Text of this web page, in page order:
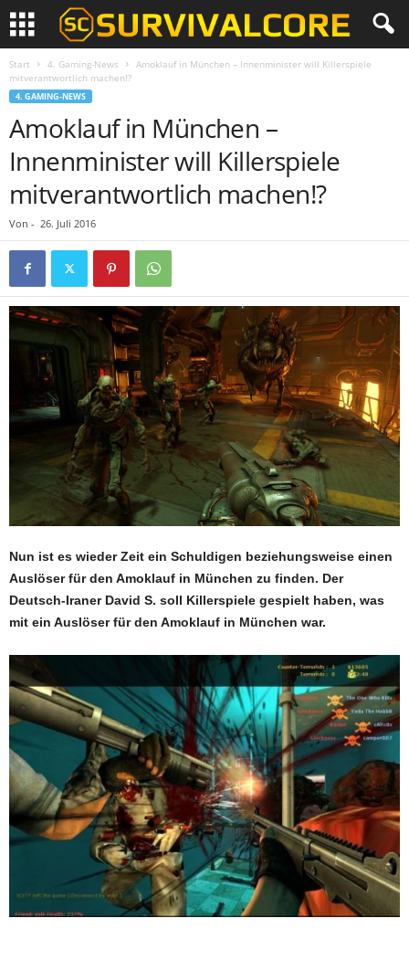
Start 4. Gaming-News
Amoklauf in München – Innenminister will Killerspiele
mitverantwortlich machen!?
4. GAMING-NEWS
Amoklauf in München –
Innenminister will Killerspiele
mitverantwortlich machen!?
Von - 26. Juli 2016
Nun ist es wieder Zeit ein Schuldigen beziehungsweise einen
Auslöser für den Amoklauf in München zu finden. Der
Deutsch-Iraner David S. soll Killerspiele gespielt haben, was
mit ein Auslöser für den Amoklauf in München war.